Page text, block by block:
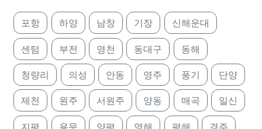
포항 하양 남창 기장 신해운대
센텀 부전 영천 동대구 동해
청량리 의성 안동 영주 풍기 단양
제천 원주 서원주 양동 매곡 일신